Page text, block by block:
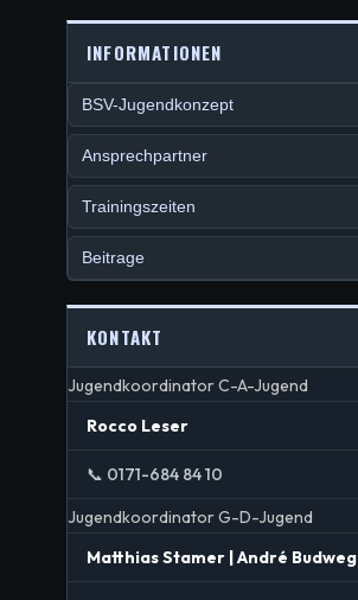
INFORMATIONEN
BSV-Jugendkonzept
Ansprechpartner
Trainingszeiten
Beitrage
KONTAKT
Jugendkoordinator C-A-Jugend
Rocco Leser
📞 0171-684 84 10
Jugendkoordinator G-D-Jugend
Matthias Stamer | André Budweg